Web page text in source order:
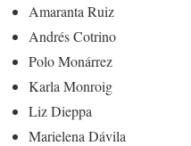
Amaranta Ruiz
Andrés Cotrino
Polo Monárrez
Karla Monroig
Liz Dieppa
Marielena Dávila